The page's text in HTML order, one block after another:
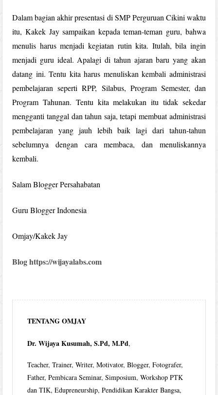
Dalam bagian akhir presentasi di SMP Perguruan Cikini waktu
itu, Kakek Jay sampaikan kepada teman-teman guru, bahwa
menulis harus menjadi kegiatan rutin kita. Itulah, bila ingin
menjadi guru ideal. Apalagi di tahun ajaran baru yang akan
datang ini. Tentu kita harus menuliskan kembali administrasi
pembelajaran seperti RPP, Silabus, Program Semester, dan
Program Tahunan. Tentu kita melakukan itu tidak sekedar
mengganti tanggal dan tahun saja, tetapi membuat administrasi
pembelajaran yang jauh lebih baik lagi dari tahun-tahun
sebelumnya dengan cara membaca, dan menuliskannya
kembali.
Salam Blogger Persahabatan
Guru Blogger Indonesia
Omjay/Kakek Jay
Blog https://wijayalabs.com
TENTANG OMJAY
Dr. Wijaya Kusumah, S.Pd, M.Pd,
Teacher, Trainer, Writer, Motivator, Blogger, Fotografer,
Father, Pembicara Seminar, Simposium, Workshop PTK
dan TIK, Edupreneurship, Pendidikan Karakter Bangsa,